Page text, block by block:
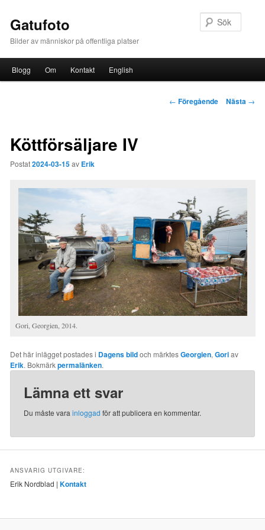
Gatufoto
Bilder av människor på offentliga platser
Hoppa till huvudinnehåll
Blogg Om Kontakt English
Inläggsnavigering
← Föregående Nästa →
Köttförsäljare IV
Postat2024-03-15 av Erik
Gori, Georgien, 2014.
Det här inlägget postades i Dagens bildoch märktesGeorgien,Goriav
Erik. Bokmärkpermalänken.
Lämna ett svar
Du måste vara inloggad för att publicera en kommentar.
ANSVARIG UTGIVARE:
Erik Nordblad |Kontakt